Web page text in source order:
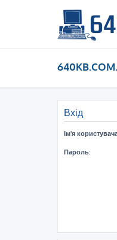
Вхід
Ім'я
Пароль: